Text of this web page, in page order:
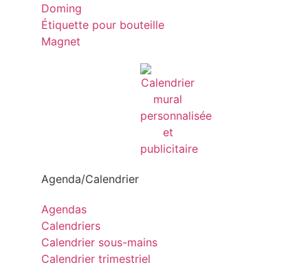
Doming
Étiquette pour bouteille
Magnet
Agenda/Calendrier
Agendas
Calendriers
Calendrier sous-mains
Calendrier trimestriel